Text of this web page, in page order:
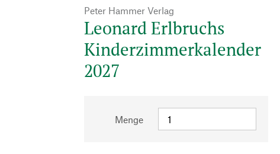
Peter Hammer Verlag
Leonard Erlbruchs
Kinderzimmerkalender
2027
Menge